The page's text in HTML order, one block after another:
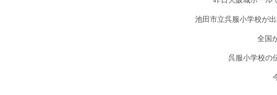
池田市立呉服小学校が
全国
呉服小学校の